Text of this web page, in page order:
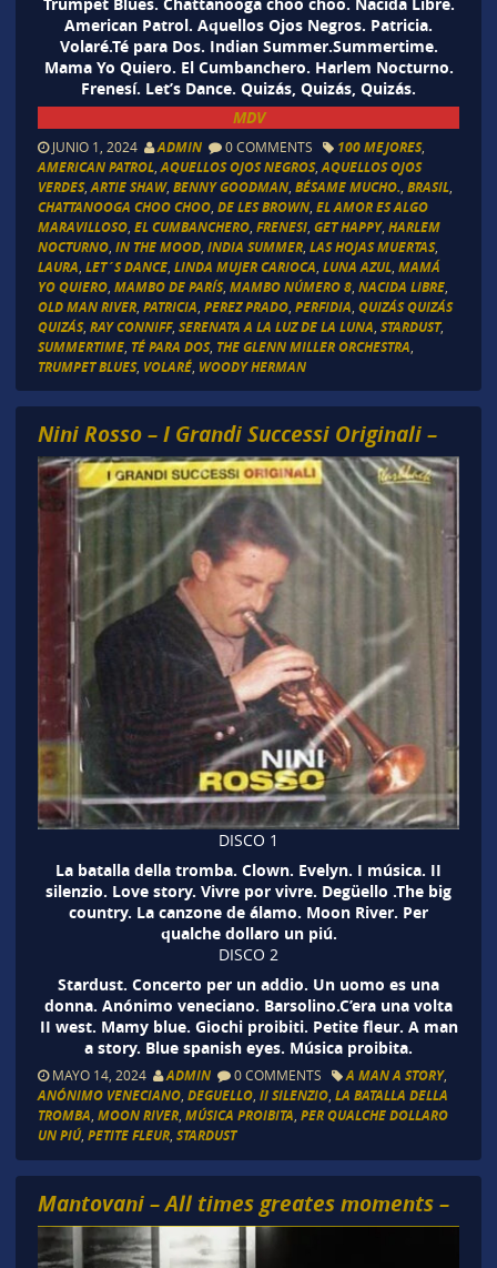
American Patrol. Aquellos Ojos Negros. Patricia.
Volaré.Té para Dos. Indian Summer.Summertime.
Mama Yo Quiero. El Cumbanchero. Harlem Nocturno.
Frenesí. Let’s Dance. Quizás, Quizás, Quizás.
MDV
JUNIO 1, 2024 ADMIN 0 COMMENTS 100 MEJORES,
AMERICAN PATROL, AQUELLOS OJOS NEGROS, AQUELLOS OJOS
VERDES, ARTIE SHAW, BENNY GOODMAN, BÉSAME MUCHO. BRASIL,
CHATTANOOGA CHOO CHOO, DE LES BROWN, EL AMOR ES ALGO
MARAVILLOSO, EL CUMBANCHERO, FRENESI, GET HAPPY, HARLEM
NOCTURNO, IN THE MOOD, INDIA SUMMER, LAS HOJAS MUERTAS,
LAURA LET´S DANCE, LINDA MUJER CARIOCA LUNA AZUL, MAMÁ
YO QUIERO, MAMBO DE PARÍS, MAMBO NÚMERO 8, NACIDA LIBRE,
OLD MAN RIVER, PATRICIA PEREZ PRADO, PERFIDIA QUIZÁS QUIZÁS
QUIZÁS, RAY CONNIFF, SERENATA A LA LUZ DE LA LUNA STARDUST,
SUMMERTIME, TÉ PARA DOS, THE GLENN MILLER ORCHESTRA
TRUMPET BLUES, VOLARÉ, WOODY HERMAN
Nini Rosso – I Grandi Successi Originali –
DISCO 1
La batalla della tromba. Clown. Evelyn. I música. II
silenzio. Love story. Vivre por vivre. Degüello .The big
country. La canzone de álamo. Moon River. Per
qualche dollaro un piú.
DISCO 2
Stardust. Concerto per un addio. Un uomo es una
donna. Anónimo veneciano. Barsolino.C’era una volta
II west. Mamy blue. Giochi proibiti. Petite fleur. A man
a story. Blue spanish eyes. Música proibita.
MAYO 14, 2024 ADMIN 0 COMMENTS A MAN A STORY,
ANÓNIMO VENECIANO, DEGUELLO, II SILENZIO, LA BATALLA DELLA
TROMBA, MOON RIVER, MÚSICA PROIBITA, PER QUALCHE DOLLARO
UN PIÚ, PETITE FLEUR, STARDUST
Mantovani – All times greates moments –